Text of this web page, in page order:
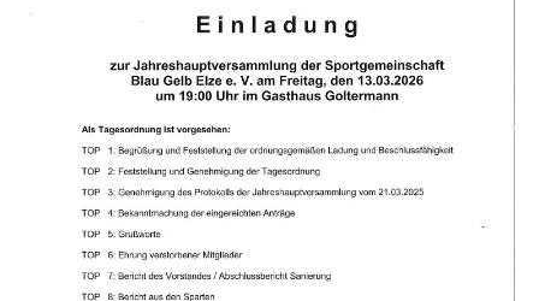
Jahreshauptversammlung